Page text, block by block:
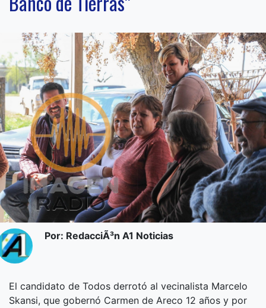
Por: RedacciÃ³n A1 Noticias
El candidato de Todos derrotó al vecinalista Marcelo
Skansi, que gobernó Carmen de Areco 12 años y por